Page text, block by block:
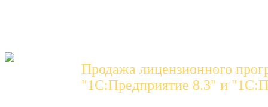
Продажа лицензионного
"1C:Предприятие 8.3" и